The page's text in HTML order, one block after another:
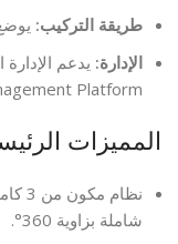
طريقة التركيب:
الإدارة:
Platform
المميزات
شاملة بزاوية 360°.